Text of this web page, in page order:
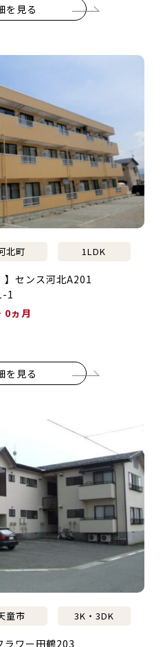
を見る
北町 1LDK
】センス河北A201
1
0ヵ月
を見る
童市 3K・3DK
ラワー田鶴203